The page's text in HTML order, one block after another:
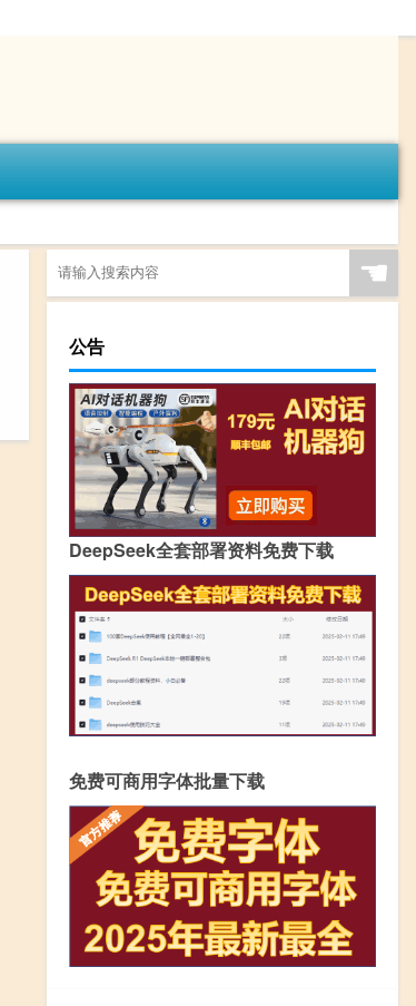
☚
公告
DeepSeek全套部署资料免费下载
免费可商用字体批量下载